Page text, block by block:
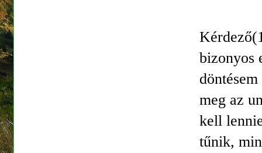
bizonyos
meg az
kell
tűnik,